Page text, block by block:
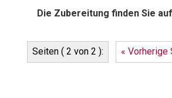
Die Zubereitung finden Sie
Seiten ( 2 von 2 ): « Vorherige